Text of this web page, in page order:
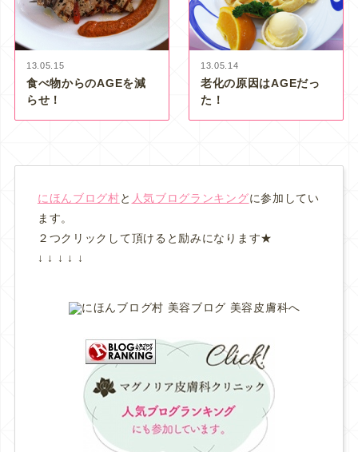
13.05.15
食べ物からのAGEを減
らせ！
13.05.14
老化の原因はAGEだっ
た！
にほんブログ村と 人気ブログランキングに参加してい
ます。
２つクリックして頂けると励みになります★
↓ ↓ ↓ ↓ ↓